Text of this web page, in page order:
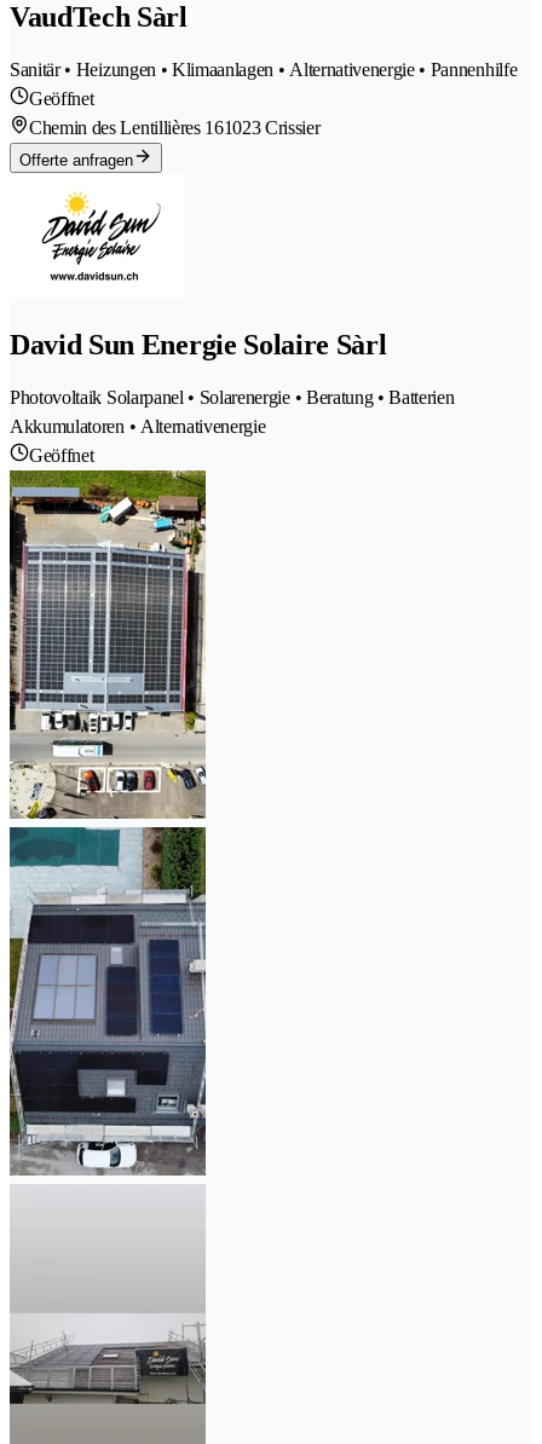
VaudTech Sàrl
Sanitär • Heizungen • Klimaanlagen • Alternativenergie • Pannenhilfe
Geöffnet
Chemin des Lentillières 161023 Crissier
Offerte anfragen
David Sun Energie Solaire Sàrl
Photovoltaik Solarpanel • Solarenergie • Beratung • Batterien
Akkumulatoren • Alternativenergie
Geöffnet